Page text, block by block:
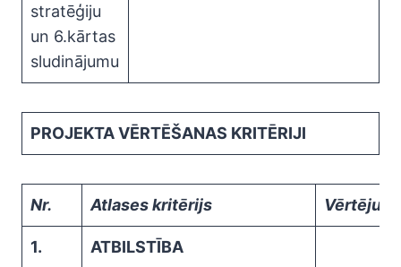
stratēģiju
un 6.kārtas
sludinājumu
PROJEKTA VĒRTĒŠANAS KRITĒRIJI
Nr. Atlases kritērijs
1. ATBILSTĪBA